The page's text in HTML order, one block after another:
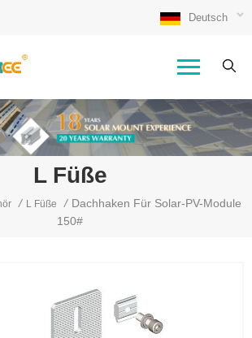
Deutsch
L Füße
/ L Füße / Dachhaken Für Solar-PV-Module
150#